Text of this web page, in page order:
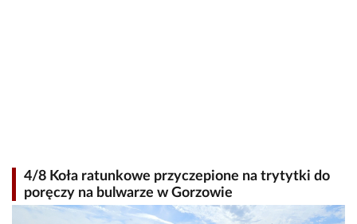
4/8 Koła ratunkowe przyczepione na trytytki do
poręczy na bulwarze w Gorzowie